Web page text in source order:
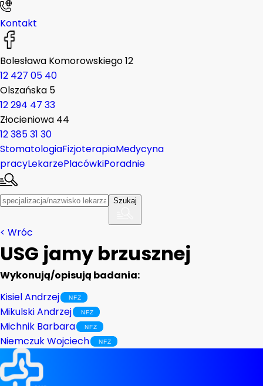
Kontakt
Bolesława Komorowskiego 12
12 427 05 40
Olszańska 5
12 294 47 33
Złocieniowa 44
12 385 31 30
StomatologiaFizjoterapiaMedycyna
pracyLekarzePlacówkiPoradnie
Szukaj
< Wróc
USG jamy brzusznej
Wykonują/opisują badania:
Kisiel Andrzej
Mikulski Andrzej
Michnik Barbara
Niemczuk Wojciech